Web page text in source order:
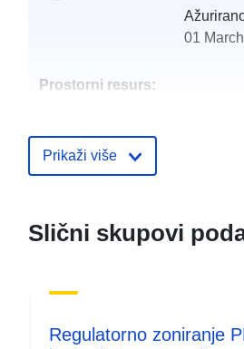
01
Prostorni resurs:
420d-
Prikaži više
Slični skupovi
Regulatorno zoniranje